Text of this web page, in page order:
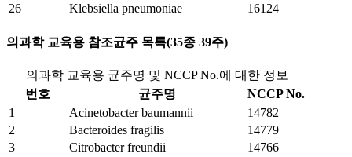
26
Klebsiella pneumoniae 16124
의과학 교육용 참조균주 목록(35종 39주)
의과학 교육용 균주명 및 NCCP No.에 대한 정보
번호
균주명
NCCP No.
1
Acinetobacter baumannii
14782
2
Bacteroides fragilis
14779
3
Citrobacter freundii
14766